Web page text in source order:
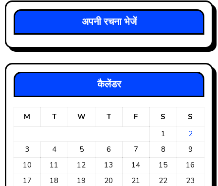
अपनी रचना भेजें
कैलेंडर
M T W T F S
S
1
2
3
4 5 6 7 8
9
10
11 12 13 14 15
16
17
18 19 20 21 22
23